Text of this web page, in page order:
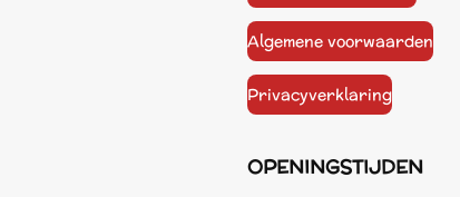
Algemene voorwaarden
Privacyverklaring
OPENINGSTIJDEN